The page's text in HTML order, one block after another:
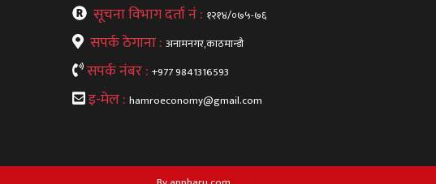
सूचना विभाग दर्ता नं : १२१४/०७५-७६
सपर्क ठेगाना : अनामनगर,काठमान्डौ
सपर्क नंबर : +977 9841316593
इ-मेल :hamroeconomy@gmail.com